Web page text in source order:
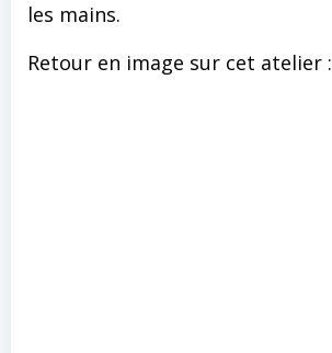
les mains.
Retour en image sur cet atelier :